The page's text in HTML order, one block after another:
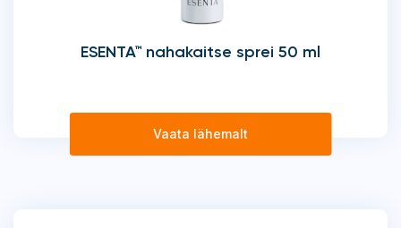
ESENTA™ nahakaitse sprei 50 ml
Vaata lähemalt